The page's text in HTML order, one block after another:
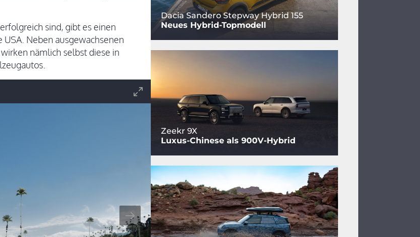
sind, gibt es einen
Neben ausgewachsenen
nämlich selbst diese in
Dacia Sandero Stepway Hybrid 155
Neues Hybrid-Topmodell
Zeekr 9X
Luxus-Chinese als 900V-Hybrid